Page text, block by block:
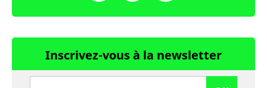
Inscrivez-vous à la newsletter